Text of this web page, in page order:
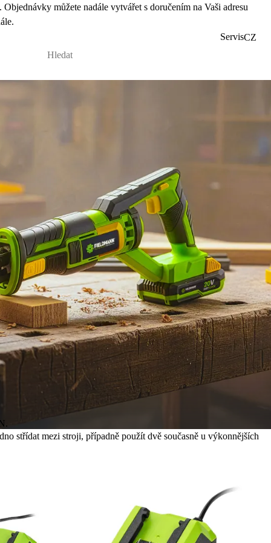
můžete nadále vytvářet s doručením na Vaši adresu
ServisCZ
střídat mezi stroji, případně použít dvě současně u výkonnějších